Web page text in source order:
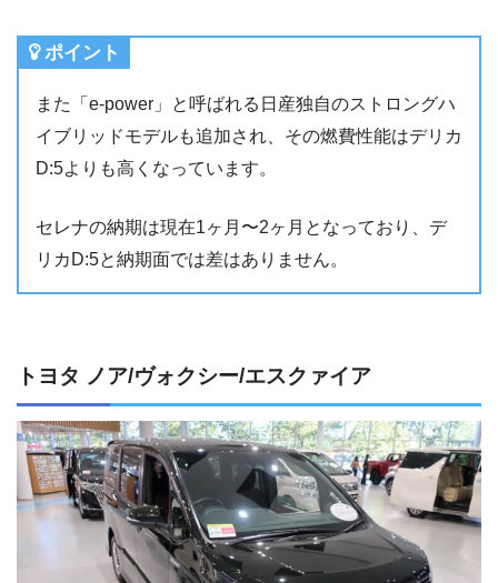
ポイント
また「e-power」と呼ばれる日産独自のストロングハ
イブリッドモデルも追加され、その燃費性能はデリカ
D:5よりも高くなっています。
セレナの納期は現在1ヶ月〜2ヶ月となっており、デ
リカD:5と納期面では差はありません。
トヨタ ノア/ヴォクシー/エスクァイア